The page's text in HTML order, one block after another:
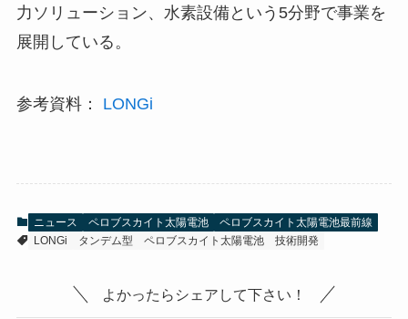
力ソリューション、水素設備という5分野で事業を
展開している。
参考資料： LONGi
ニュース ペロブスカイト太陽電池
ペロブスカイト太陽電池最前線
LONGi
タンデム型 ペロブスカイト太陽電池 技術開発
よかったらシェアして下さい！